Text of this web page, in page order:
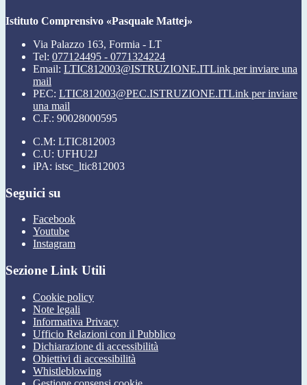
Istituto Comprensivo «Pasquale Mattej»
Via Palazzo 163, Formia - LT
Tel: 077124495 - 0771324224
Email: LTIC812003@ISTRUZIONE.ITLink per inviare una
mail
PEC: LTIC812003@PEC.ISTRUZIONE.ITLink per inviare
una mail
C.F.: 90028000595
C.M: LTIC812003
C.U: UFHU2J
iPA: istsc_ltic812003
Seguici su
Facebook
Youtube
Instagram
Sezione Link Utili
Cookie policy
Note legali
Informativa Privacy
Ufficio Relazioni con il Pubblico
Dichiarazione di accessibilità
Obiettivi di accessibilità
Whistleblowing